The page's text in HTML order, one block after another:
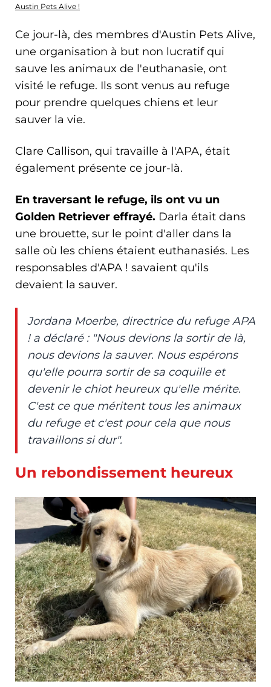
Austin Pets Alive !
Ce jour-là, des membres d'Austin Pets Alive,
une organisation à but non lucratif qui
sauve les animaux de l'euthanasie, ont
visité le refuge. Ils sont venus au refuge
pour prendre quelques chiens et leur
sauver la vie.
Clare Callison, qui travaille à l'APA, était
également présente ce jour-là.
En traversant le refuge, ils ont vu un
Golden Retriever effrayé. Darla était dans
une brouette, sur le point d'aller dans la
salle où les chiens étaient euthanasiés. Les
responsables d'APA ! savaient qu'ils
devaient la sauver.
Jordana Moerbe, directrice du refuge APA
! a déclaré : "Nous devions la sortir de là,
nous devions la sauver. Nous espérons
qu'elle pourra sortir de sa coquille et
devenir le chiot heureux qu'elle mérite.
C'est ce que méritent tous les animaux
du refuge et c'est pour cela que nous
travaillons si dur".
Un rebondissement heureux